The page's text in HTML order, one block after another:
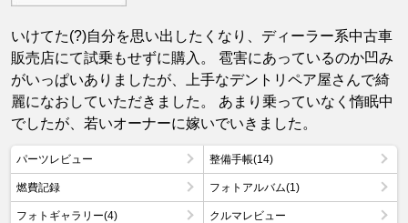
いけてた(?)自分を思い出したくなり、ディーラー系中古車
販売店にて試乗もせずに購入。 雹害にあっているのか凹み
がいっぱいありましたが、上手なデントリペア屋さんで綺
麗になおしていただきました。 あまり乗っていなく惰眠中
でしたが、若いオーナーに嫁いでいきました。
パーツレビュー 整備手帳(14)
燃費記録 フォトアルバム(1)
フォトギャラリー(4) クルマレビュー